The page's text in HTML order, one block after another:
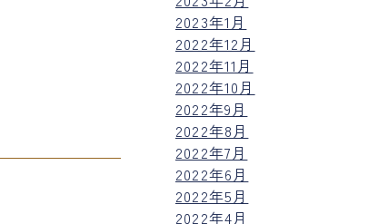
2023年1月
2022年12月
2022年11月
2022年10月
2022年9月
2022年8月
2022年7月
2022年6月
2022年5月
2022年4月